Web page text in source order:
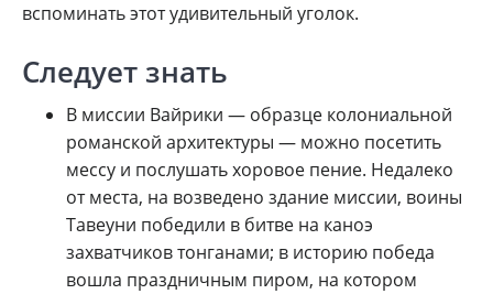
вспоминать этот удивительный уголок.
Следует знать
В миссии Вайрики — образце колониальной
романской архитектуры — можно посетить
мессу и послушать хоровое пение. Недалеко
от места, на возведено здание миссии, воины
Тавеуни победили в битве на каноэ
захватчиков тонганами; в историю победа
вошла праздничным пиром, на котором